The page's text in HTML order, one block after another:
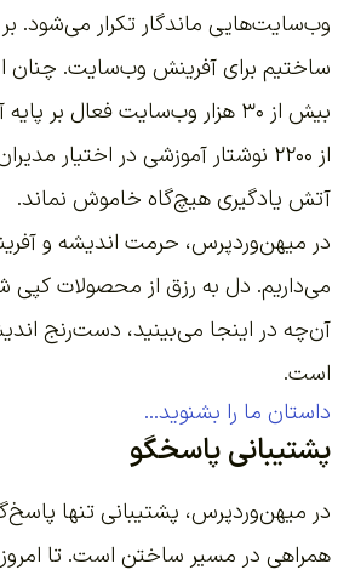
وب‌سایت‌هایی ماندگار تکرار می‌شود. بر
ساختیم برای آفرینش وب‌سایت. چنان
بیش از ۳۰ هزار وب‌سایت فعال بر
از ۲۲۰۰
نوشتار آموزشی در اختیار
آتش یادگیری هیچ‌گاه خاموش نماند.
در میهن‌وردپرس، حرمت اندیشه و
می‌داریم. دل به رزق از محصولات کپی
آن‌چه در اینجا می‌بینید، دست‌رنج
است.
داستان ما را بشنوید...
پشتیبانی پاسخگو
در میهن‌وردپرس، پشتیبانی تنها